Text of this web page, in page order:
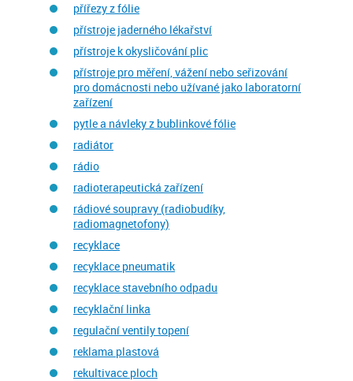
přířezy z fólie
přístroje jaderného lékařství
přístroje k okysličování plic
přístroje pro měření, vážení nebo seřizování
pro domácnosti nebo užívané jako laboratorní
zařízení
pytle a návleky z bublinkové fólie
radiátor
rádio
radioterapeutická zařízení
rádiové soupravy (radiobudíky,
radiomagnetofony)
recyklace
recyklace pneumatik
recyklace stavebního odpadu
recyklační linka
regulační ventily topení
reklama plastová
rekultivace ploch